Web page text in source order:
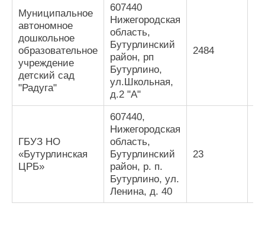
Муниципальное
автономное
дошкольное
образовательное
учреждение
детский сад
"Радуга"
607440
Нижегородская
область,
Бутурлинский
район, рп
Бутурлино,
ул.Школьная,
д.2 "А"
2484
ГБУЗ НО
«Бутурлинская
ЦРБ»
607440,
Нижегородская
область,
Бутурлинский
район, р. п.
Бутурлино, ул.
Ленина, д. 40
23